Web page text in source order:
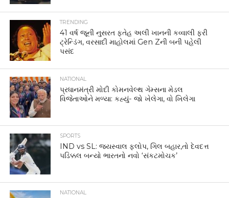
TRENDING
41 વર્ષ જૂની નુસરત ફતેહ અલી ખાનની કવ્વાલી ફરી
ટ્રેન્ડિંગ, વરસાદી માહોલમાં Gen Zની બની પહેલી
પસંદ
NATIONAL
પ્રધાનમંત્રી મોદી કોમનવેલ્થ ગેમ્સના મેડલ
વિજેતાઓને મળ્યા: કહ્યું- જો ખેલેગા, વો ખિલેગા
SPORTS
IND vs SL: જયસ્વાલ ફ્લોપ, ગિલ બહાર,તો દેવદત્ત
પડિક્કલ બન્યો ભારતનો નવો ‘સંકટમોચક’
NATIONAL